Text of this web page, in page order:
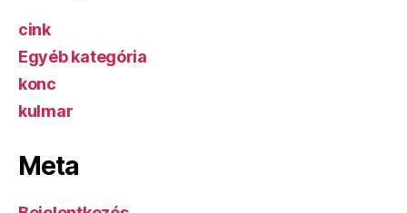
cink
Egyéb kategória
konc
kulmar
Meta